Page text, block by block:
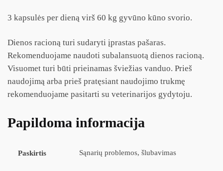
3 kapsulės per dieną virš 60 kg gyvūno kūno svorio.
Dienos racioną turi sudaryti įprastas pašaras.
Rekomenduojame naudoti subalansuotą dienos racioną.
Visuomet turi būti prieinamas šviežias vanduo. Prieš
naudojimą arba prieš pratęsiant naudojimo trukmę
rekomenduojame pasitarti su veterinarijos gydytoju.
Papildoma informacija
Paskirtis Sąnarių problemos, šlubavimas